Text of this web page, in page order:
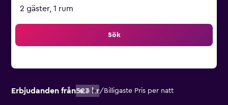
2 gäster, 1 rum
Sök
Erbjudanden från523 kr/ Billigaste Pris per natt